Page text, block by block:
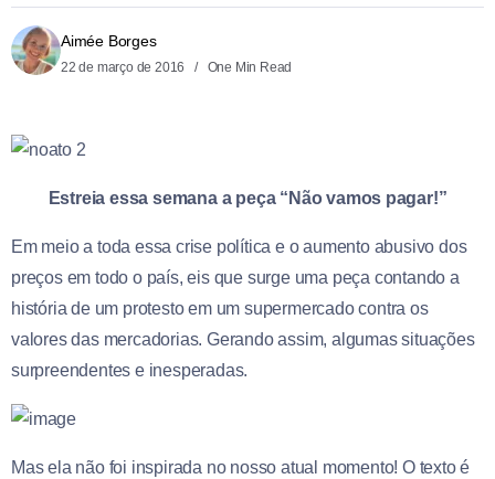
Aimée Borges
22 de março de 2016 One Min Read
Estreia essa semana a peça “Não vamos pagar!”
Em meio a toda essa crise política e o aumento abusivo dos
preços em todo o país, eis que surge uma peça contando a
história de um protesto em um supermercado contra os
valores das mercadorias. Gerando assim, algumas situações
surpreendentes e inesperadas.
Mas ela não foi inspirada no nosso atual momento! O texto é